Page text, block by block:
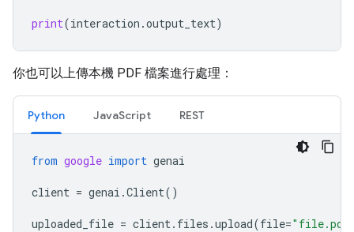
print(interaction .output_text)
你也可以上傳本機 PDF 檔案進行處理：
Python JavaScript REST
from google import genai
client = genai .Client()
uploaded_file = client. files .upload(file=